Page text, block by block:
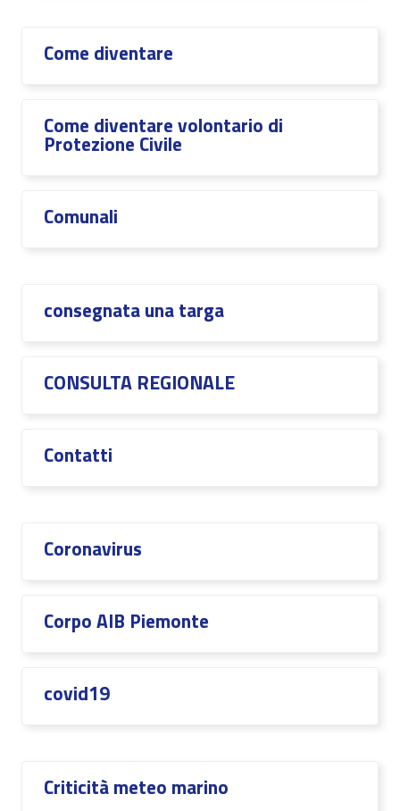
Come diventare
Come diventare volontario di
Protezione Civile
Comunali
consegnata una targa
CONSULTA REGIONALE
Contatti
Coronavirus
Corpo AIB Piemonte
covid19
Criticità meteo marino